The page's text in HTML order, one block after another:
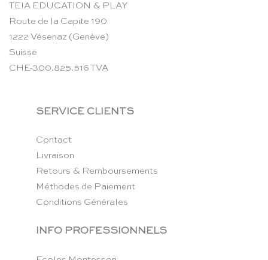
TEIA EDUCATION & PLAY
Route de la Capite 190
1222 Vésenaz (Genève)
Suisse
CHE-300.825.516 TVA
SERVICE CLIENTS
Contact
Livraison
Retours & Remboursements
Méthodes de Paiement
Conditions Générales
INFO PROFESSIONNELS